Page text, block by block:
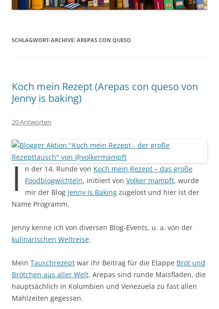
SCHLAGWORT-ARCHIVE: AREPAS CON QUESO
Koch mein Rezept (Arepas con queso von
Jenny is baking)
20 Antworten
I n der 14. Runde von Koch mein Rezept – das große
Foodblogwichteln, initiiert von Volker mampft, wurde
mir der Blog Jenny is Baking zugelost und hier ist der
Name Programm.
Jenny kenne ich von diversen Blog-Events, u. a. von der
kulinarischen Weltreise.
Mein Tauschrezept war ihr Beitrag für die Etappe Brot und
Brötchen aus aller Welt. Arepas sind runde Maisfladen, die
hauptsächlich in Kolumbien und Venezuela zu fast allen
Mahlzeiten gegessen.